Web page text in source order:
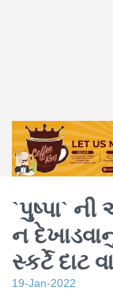
`પુષ્પા`
ન
સ્કર્ટે દાટ
19-Jan-2022